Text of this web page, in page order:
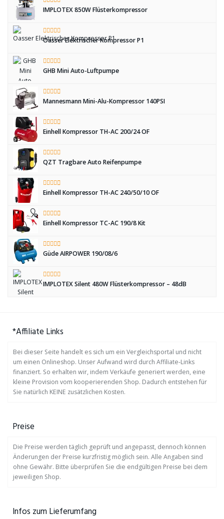
IMPLOTEX 850W Flüsterkompressor
Oasser Elektrischer Kompressor P1
GHB Mini Auto-Luftpumpe
Mannesmann Mini-Alu-Kompressor 140PSI
Einhell Kompressor TH-AC 200/24 OF
QZT Tragbare Auto Reifenpumpe
Einhell Kompressor TH-AC 240/50/10 OF
Einhell Kompressor TC-AC 190/8 Kit
Güde AIRPOWER 190/08/6
IMPLOTEX Silent 480W Flüsterkompressor – 48dB
*Affiliate Links
Bei dieser Seite handelt es sich um ein Vergleichsportal und nicht
um einen Onlineshop. Unser Aufwand wird durch Affiliate-Links
finanziert. So erhalten wir, indem Verkäufe generiert werden, eine
kleine Provision vom kooperierenden Shop. Dadurch entstehen für
Sie natürlich KEINE zusätzlichen Kosten.
Preise
Die Preise werden täglich geprüft und angepasst, dennoch können
Änderungen der Preise kurzfristig möglich sein. Alle Angaben sind
ohne Gewähr. Bitte überprüfen Sie die endgültigen Preise bei dem
jeweiligen Shop.
Infos zum Lieferumfang